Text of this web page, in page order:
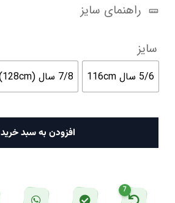
راهنمای سایز
سایز
5/6 سال 116cm 7/8 سال (128cm)
راحتی
مشکی
افزودن به سبد خرید
7